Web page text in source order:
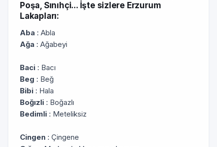
Poşa, Sınıhçi... İşte sizlere Erzurum
Lakapları:
Aba : Abla
Ağa : Ağabeyi
Baci : Bacı
Beg : Beğ
Bibi : Hala
Boğızli : Boğazlı
Bedimli : Meteliksiz
Cingen : Çingene